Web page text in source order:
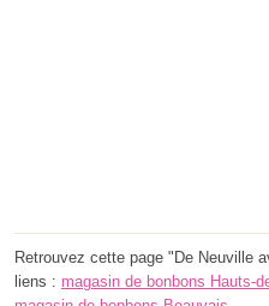
Retrouvez cette page "De Neuville
liens : magasin de bonbons Hauts-